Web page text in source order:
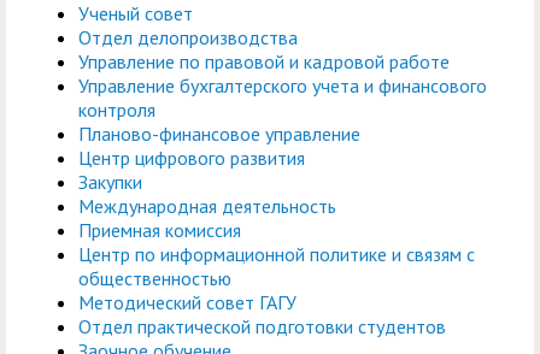
Ученый совет
Отдел делопроизводства
Управление по правовой и кадровой работе
Управление бухгалтерского учета и финансового
контроля
Планово-финансовое управление
Центр цифрового развития
Закупки
Международная деятельность
Приемная комиссия
Центр по информационной политике и связям с
общественностью
Методический совет ГАГУ
Отдел практической подготовки студентов